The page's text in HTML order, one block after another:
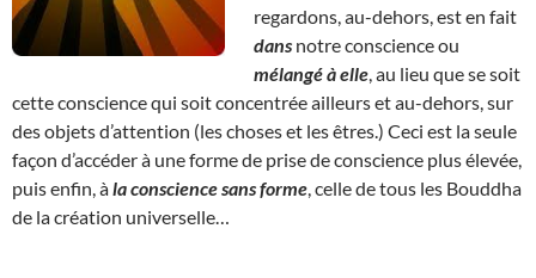
regardons, au-dehors, est en fait
dans notre conscience ou
mélangé à elle , au lieu que se soit
cette conscience qui soit concentrée ailleurs et au-dehors, sur
des objets d’attention (les choses et les êtres.) Ceci est la seule
façon d’accéder à une forme de prise de conscience plus élevée,
puis enfin, àla conscience sans forme , celle de tous les Bouddha
de la création universelle…